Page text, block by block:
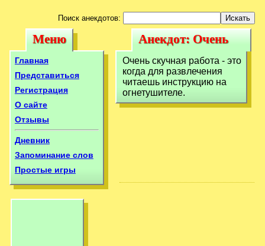
Поиск анекдотов:
Меню
Меню
Главная
Представиться
Регистрация
О сайте
Отзывы
Дневник
Запоминание слов
Простые игры
Анекдот: Очень
скучная работа -
это когда
Анекдот: Очень
скучная работа -
это когда
Очень скучная работа - это
когда для развлечения
читаешь инструкцию на
огнетушителе.